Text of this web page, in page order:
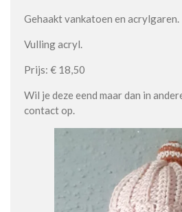
Gehaakt vankatoen en acrylgaren.
Vulling acryl.
Prijs: € 18,50
Wil je deze eend maar dan in
contact op.